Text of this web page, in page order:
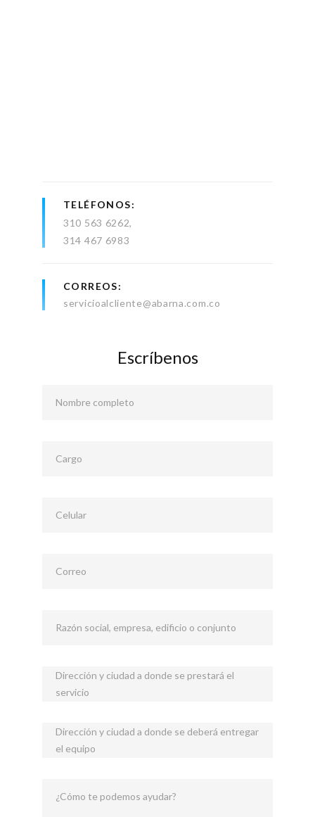
TELÉFONOS
310 563 6262
314 467 6983
CORREOS
servicioalcliente@abarna.com.co
Escríbenos
Nombre completo
Cargo
Celular
Correo
Razón social, empresa, edificio o conjunto
Dirección y ciudad a donde se prestará el
servicio
Dirección y ciudad a donde se deberá entregar
el equipo
¿Cómo te podemos ayudar?